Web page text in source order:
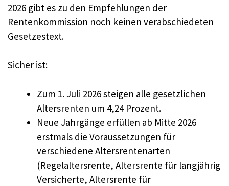
2026 gibt es zu den Empfehlungen der
Rentenkommission noch keinen verabschiedeten
Gesetzestext.
Sicher ist:
Zum 1. Juli 2026 steigen alle gesetzlichen
Altersrenten um 4,24 Prozent.
Neue Jahrgänge erfüllen ab Mitte 2026
erstmals die Voraussetzungen für
verschiedene Altersrentenarten
(Regelaltersrente, Altersrente für langjährig
Versicherte, Altersrente für